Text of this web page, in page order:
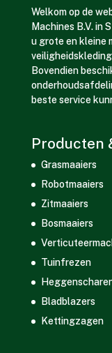
Welkom op de
Machines B.V. in
u grote en kleine
Bovendien
beste service
Producten
Grasmaaiers
Robotmaaiers
Zitmaaiers
Bosmaaiers
Tuinfrezen
Bladblazers
Kettingzagen